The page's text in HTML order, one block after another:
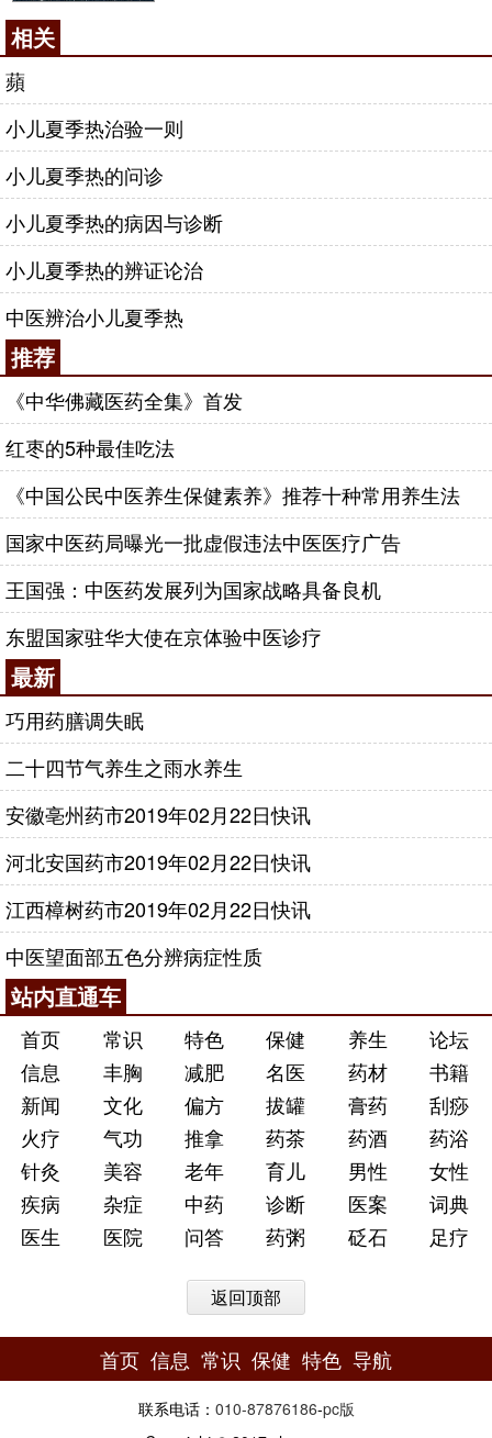
相关
蘋
小儿夏季热治验一则
小儿夏季热的问诊
小儿夏季热的病因与诊断
小儿夏季热的辨证论治
中医辨治小儿夏季热
推荐
《中华佛藏医药全集》首发
红枣的5种最佳吃法
《中国公民中医养生保健素养》推荐十种常用养生法
国家中医药局曝光一批虚假违法中医医疗广告
王国强：中医药发展列为国家战略具备良机
东盟国家驻华大使在京体验中医诊疗
最新
巧用药膳调失眠
二十四节气养生之雨水养生
安徽亳州药市2019年02月22日快讯
河北安国药市2019年02月22日快讯
江西樟树药市2019年02月22日快讯
中医望面部五色分辨病症性质
站内直通车
首页 常识 特色 保健 养生
论坛
信息
丰胸 减肥 名医 药材
书籍
新闻
文化 偏方 拔罐 膏药
刮痧
火疗
气功 推拿 药茶 药酒
药浴
针灸
美容 老年 育儿 男性
女性
疾病
杂症 中药 诊断 医案
词典
医生
医院 问答 药粥 砭石 足疗
返回顶部
首页 信息 常识 保健 特色 导航
联系电话： 010-87876186-pc版